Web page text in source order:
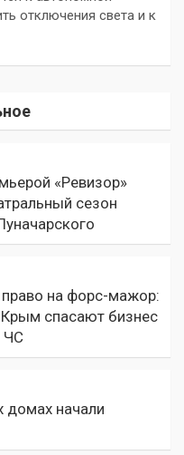
отключения света и к
«Ревизор»
сезон
на форс-мажор:
спасают бизнес
ЧС
домах начали